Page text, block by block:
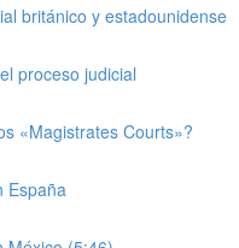
británico y estadounidense
proceso judicial
«Magistrates Courts»?
España